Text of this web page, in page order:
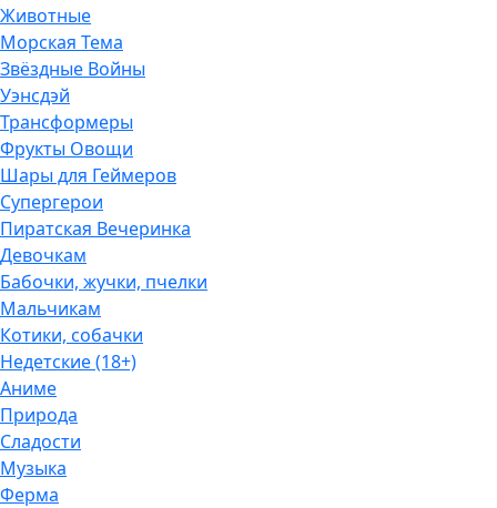
Животные
Морская Тема
Звёздные Войны
Уэнсдэй
Трансформеры
Фрукты Овощи
Шары для Геймеров
Супергерои
Пиратская Вечеринка
Девочкам
Бабочки, жучки, пчелки
Мальчикам
Котики, собачки
Недетские (18+)
Аниме
Природа
Сладости
Музыка
Ферма